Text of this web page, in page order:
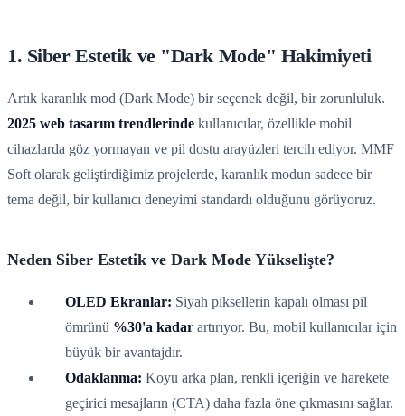
1. Siber Estetik ve "Dark Mode" Hakimiyeti
Artık karanlık mod (Dark Mode) bir seçenek değil, bir zorunluluk.
2025 web tasarım trendlerinde kullanıcılar, özellikle mobil
cihazlarda göz yormayan ve pil dostu arayüzleri tercih ediyor. MMF
Soft olarak geliştirdiğimiz projelerde, karanlık modun sadece bir
tema değil, bir kullanıcı deneyimi standardı olduğunu görüyoruz.
Neden Siber Estetik ve Dark Mode Yükselişte?
OLED Ekranlar: Siyah piksellerin kapalı olması pil
ömrünü %30'a kadar artırıyor. Bu, mobil kullanıcılar için
büyük bir avantajdır.
Odaklanma: Koyu arka plan, renkli içeriğin ve harekete
geçirici mesajların (CTA) daha fazla öne çıkmasını sağlar.